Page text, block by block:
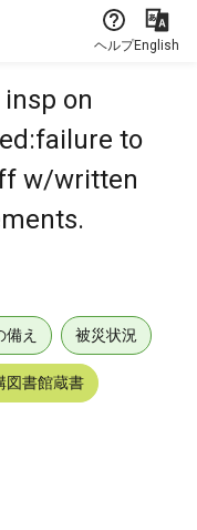
ヘルプEnglish
on
to
w/written
備え 被災状況
図書館蔵書